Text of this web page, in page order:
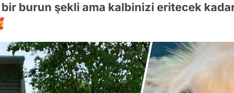
bir burun şekli ama kalbinizi eritecek